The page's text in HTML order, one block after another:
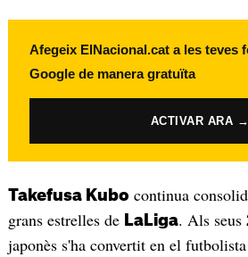
Afegeix ElNacional.cat a les teves
Google de manera gratuïta
ACTIVAR ARA →
Takefusa Kubo continua
grans estrelles de LaLiga. Als seus
japonès s'ha convertit en el